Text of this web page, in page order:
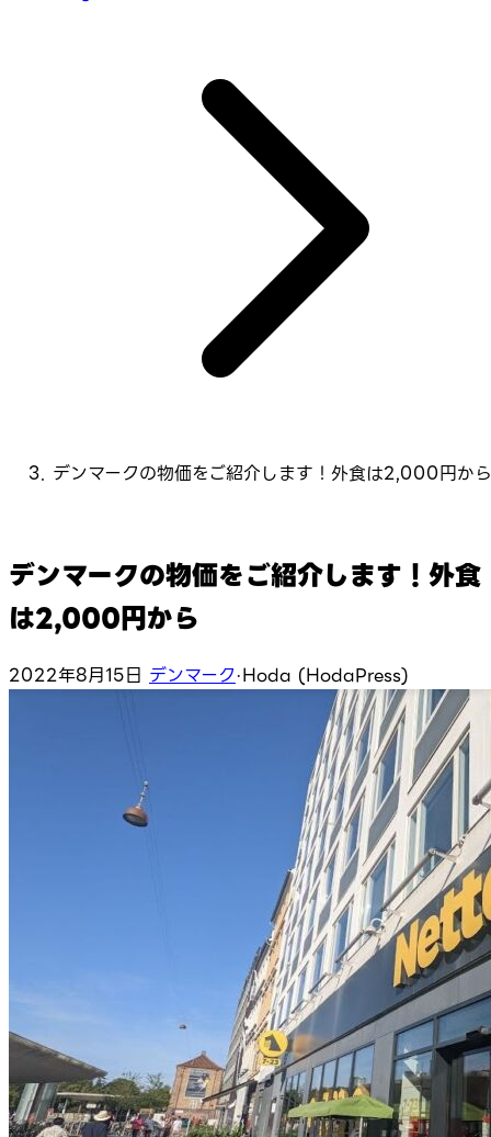
デンマークの物価をご紹介します！外食は2,000円から
デンマークの物価をご紹介します！外食
は2,000円から
2022年8月15日 デンマーク·Hoda (HodaPress)